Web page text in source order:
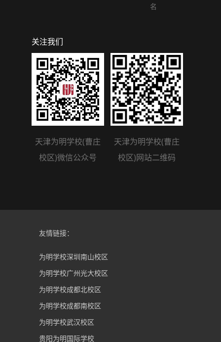
名
关注我们
天津为明学校(曹庄
校区)微信公众号
天津为明学校(曹庄
校区)网站二维码
友情链接：
为明学校深圳南山校区
为明学校广州光大校区
为明学校成都北校区
为明学校成都南校区
为明学校武汉校区
贵阳为明国际学校